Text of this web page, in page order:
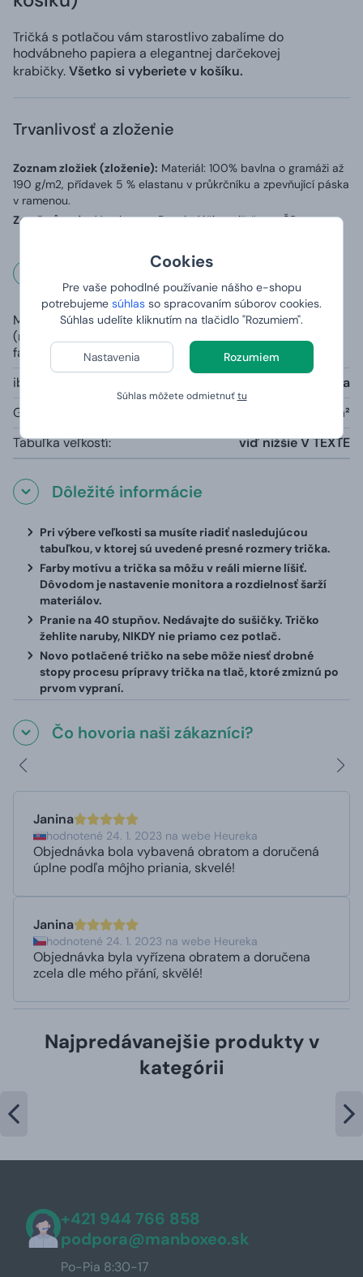
Cookies
Pre vaše pohodlné používanie nášho e-shopu
potrebujeme súhlas so spracovaním súborov cookies.
Súhlas udelíte kliknutím na tlačidlo "Rozumiem".
Nastavenia Rozumiem
Súhlas môžete odmietnuťtu
Tričká s potlačou vám starostlivo zabalíme do
hodvábneho papiera a elegantnej darčekovej
krabičky.Všetko si vyberiete v košíku.
Trvanlivosť a zloženie
Zoznam zložiek (zloženie): Materiál: 100% bavlna o gramáži až
190 g/m2, přídavek 5 % elastanu v průkrčníku a zpevňující páska
v ramenou.
Země původu: Vyrobeno v Bangladéši, potištěno v ČR
Rozmery a váha
Materiál
(rozdielny u šedej
farby):
100% čiastočne česaná prstencová
iba šedá farba melange:
85% bavlna, 15% viskóza
Gramáž:
190g/m²
Tabuľka veľkostí:
viď nižšie V TEXTE
Dôležité informácie
Pri výbere veľkosti sa musíte riadiť nasledujúcou
tabuľkou, v ktorej sú uvedené presné rozmery trička.
Farby motívu a trička sa môžu v reáli mierne líšiť.
Dôvodom je nastavenie monitora a rozdielnosť šarží
materiálov.
Pranie na 40 stupňov. Nedávajte do sušičky. Tričko
žehlite naruby, NIKDY nie priamo cez potlač.
Novo potlačené tričko na sebe môže niesť drobné
stopy procesu prípravy trička na tlač, ktoré zmiznú po
prvom vypraní.
Čo hovoria naši zákazníci?
Janina
hodnotené 24. 1. 2023 na webe Heureka
Objednávka bola vybavená obratom a doručená
úplne podľa môjho priania, skvelé!
Janina
hodnotené 24. 1. 2023 na webe Heureka
Objednávka byla vyřízena obratem a doručena
zcela dle mého přání, skvělé!
Najpredávanejšie produkty v
kategórii
+421 944 766 858
podpora@manboxeo.sk
Po-Pia 8:30-17